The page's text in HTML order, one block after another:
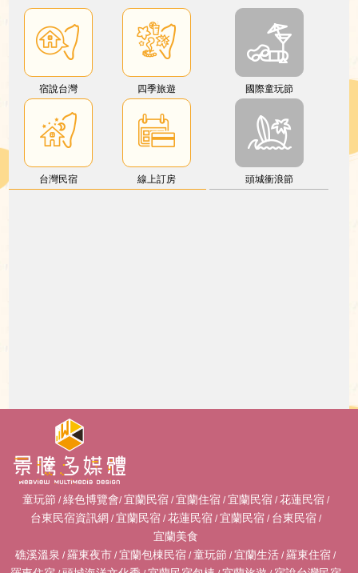
宿說台灣 四季旅遊
台灣民宿 線上訂房
國際童玩節
頭城衝浪節
童玩節 /綠色博覽會/宜蘭民宿/宜蘭住宿/宜蘭民宿/花蓮民宿/
台東民宿資訊網 /宜蘭民宿/花蓮民宿/宜蘭民宿/ 台東民宿/
宜蘭美食
礁溪溫泉 /羅東夜市 /宜蘭包棟民宿 /童玩節 /宜蘭生活 /羅東住宿 /